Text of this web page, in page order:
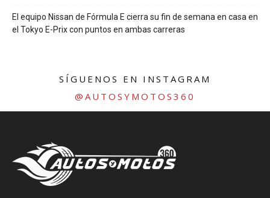
El equipo Nissan de Fórmula E cierra su fin de semana en casa en
el Tokyo E-Prix con puntos en ambas carreras
SÍGUENOS EN INSTAGRAM
@AUTOSYMOTOS360